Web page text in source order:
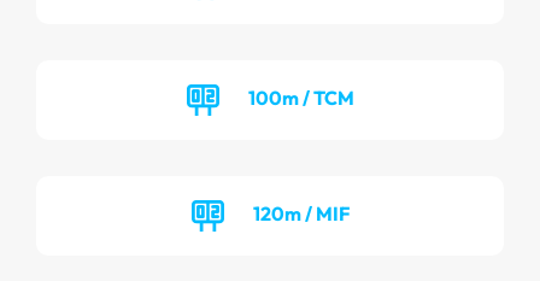
100m / TCM
120m / MIF